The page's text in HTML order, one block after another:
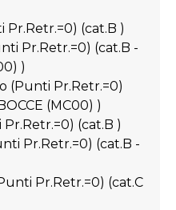
(cat.B )
Pr.Retr.=0) (cat.B -
)
(Punti Pr.Retr.=0)
(MC00) )
(cat.B )
Pr.Retr.=0) (cat.B -
Pr.Retr.=0) (cat.C